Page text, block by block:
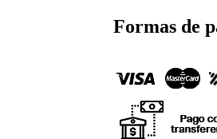
Formas de